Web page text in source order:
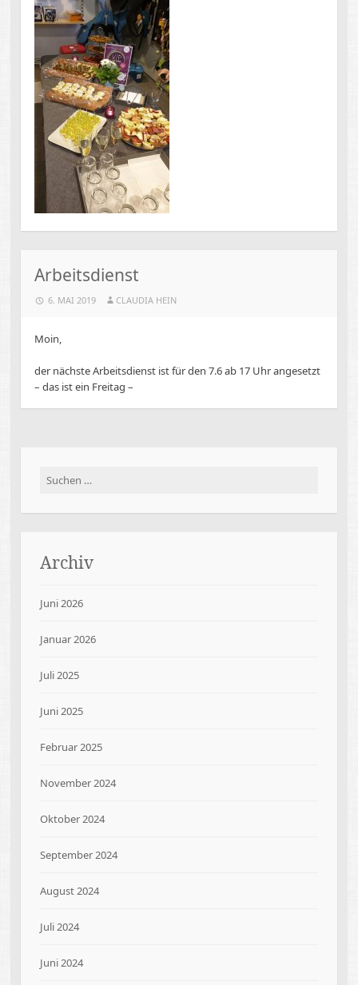
Arbeitsdienst
6. MAI 2019 CLAUDIA HEIN
Moin,
der nächste Arbeitsdienst ist für den 7.6 ab 17 Uhr angesetzt
– das ist ein Freitag –
Suchen
Archiv
Juni 2026
Januar 2026
Juli 2025
Juni 2025
Februar 2025
November 2024
Oktober 2024
September 2024
August 2024
Juli 2024
Juni 2024